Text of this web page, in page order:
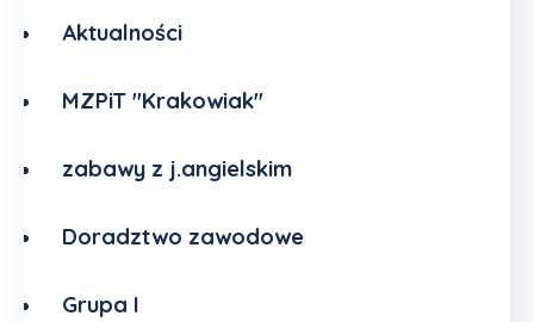
Aktualności
MZPiT "Krakowiak"
zabawy z j.angielskim
Doradztwo zawodowe
Grupa I